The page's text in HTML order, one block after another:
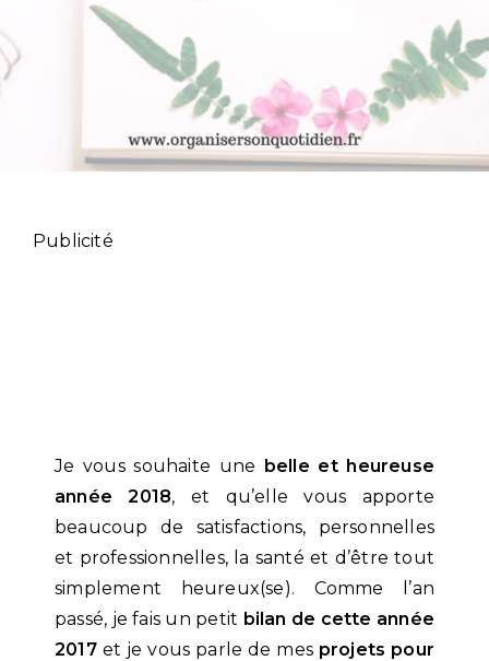
Publicité
Je vous souhaite une belle et heureuse
année 2018, et qu’elle vous apporte
beaucoup de satisfactions, personnelles
et professionnelles, la santé et d’être tout
simplement heureux(se). Comme l’an
passé, je fais un petit bilan de cette année
2017et je vous parle de mes projets pour